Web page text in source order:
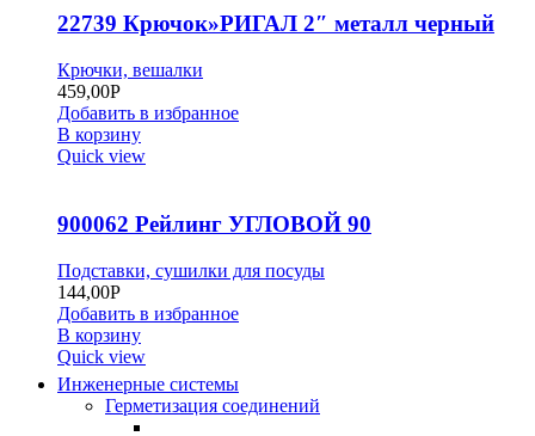
22739 Крючок»РИГАЛ 2″ металл черный
Крючки, вешалки
459,00Р
Добавить в избранное
В корзину
Quick view
900062 Рейлинг УГЛОВОЙ 90
Подставки, сушилки для посуды
144,00Р
Добавить в избранное
В корзину
Quick view
Инженерные системы
Герметизация соединений